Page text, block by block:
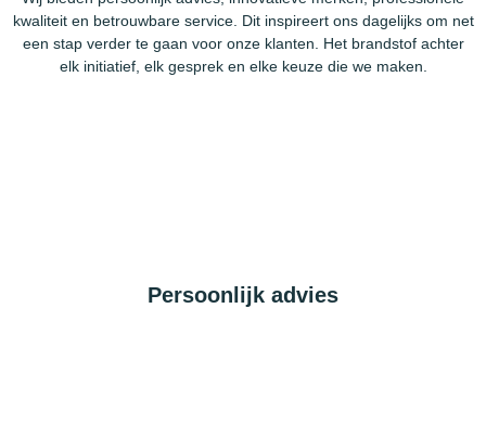
kwaliteit en betrouwbare service. Dit inspireert ons dagelijks om net
een stap verder te gaan voor onze klanten. Het brandstof achter
elk initiatief, elk gesprek en elke keuze die we maken.
Persoonlijk advies